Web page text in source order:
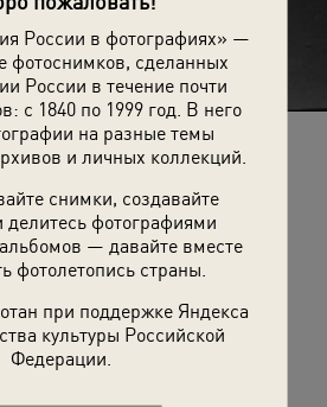
России в фотографиях» —
фотоснимков, сделанных
России в течение почти
с 1840 по 1999 год. В него
на разные темы
и личных коллекций.
снимки, создавайте
делитесь фотографиями
— давайте вместе
фотолетопись страны.
при поддержке Яндекса
культуры Российской
Федерации.
и«12 фотографий 12